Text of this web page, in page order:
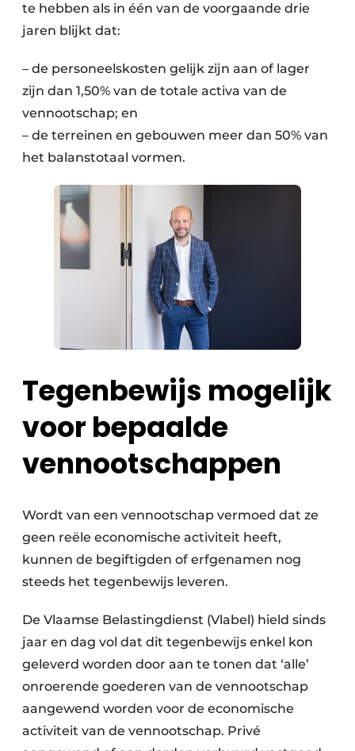
te hebben als in één van de voorgaande drie
jaren blijkt dat:
– de personeelskosten gelijk zijn aan of lager
zijn dan 1,50% van de totale activa van de
vennootschap; en
– de terreinen en gebouwen meer dan 50% van
het balanstotaal vormen.
Tegenbewijs mogelijk
voor bepaalde
vennootschappen
Wordt van een vennootschap vermoed dat ze
geen reële economische activiteit heeft,
kunnen de begiftigden of erfgenamen nog
steeds het tegenbewijs leveren.
De Vlaamse Belastingdienst (Vlabel) hield sinds
jaar en dag vol dat dit tegenbewijs enkel kon
geleverd worden door aan te tonen dat ‘alle’
onroerende goederen van de vennootschap
aangewend worden voor de economische
activiteit van de vennootschap. Privé